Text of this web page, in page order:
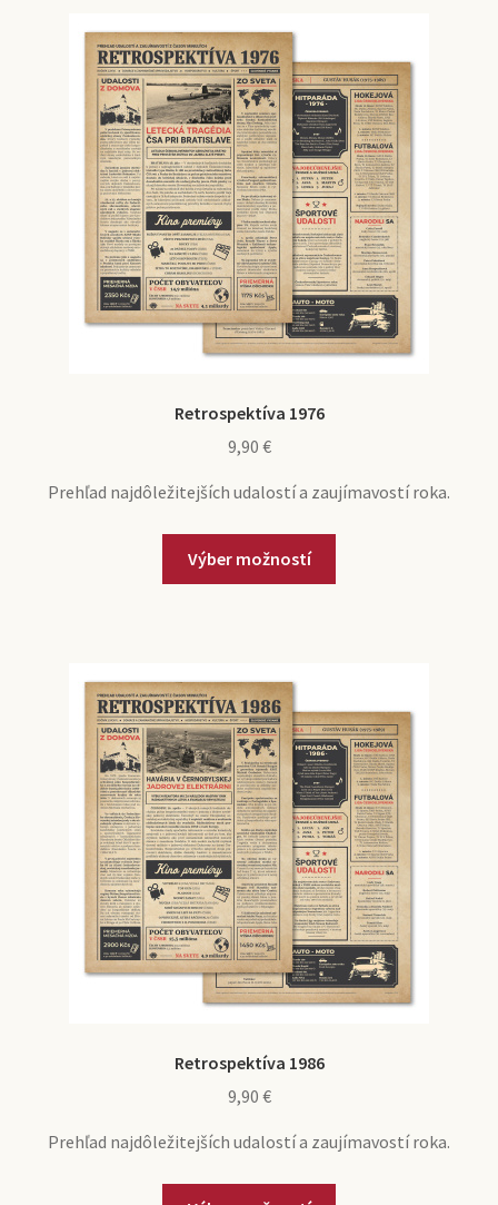
Retrospektíva 1976
9,90 €
Prehľad najdôležitejších udalostí a zaujímavostí roka.
Výber možností
Retrospektíva 1986
9,90 €
Prehľad najdôležitejších udalostí a zaujímavostí roka.